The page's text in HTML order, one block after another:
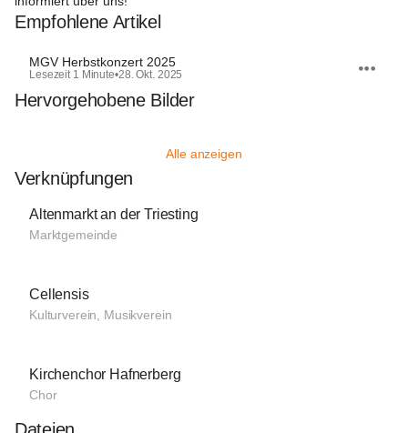
Empfohlene Artikel
MGV Herbstkonzert 2025
Lesezeit 1 Minute•28. Okt. 2025
Hervorgehobene Bilder
Alle anzeigen
Verknüpfungen
Altenmarkt an der Triesting
Marktgemeinde
Cellensis
Kulturverein, Musikverein
Kirchenchor Hafnerberg
Chor